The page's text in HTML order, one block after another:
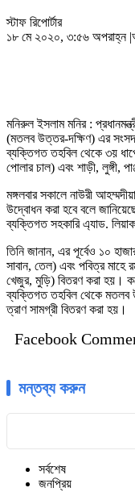
স্টাফ রিপোর্টার
১৮ মে ২০২০, ৩:৫৬ অপরাহ্ন |
মনিরুল ইসলাম মনির :
(মতলব উত্তর-দক্ষিণ) এর
ব্যক্তিগত তহবিল থেকে ৩য়
পোলার চাল) এবং শাড়ী, লুঙ্গী,
মঙ্গলবার সকালে নাউরী
উদ্বোধন করা হবে বলে
ব্যক্তিগত সহকারি এ্যাড.
তিনি জানান, এর পূর্বেও ১০
সাবান, তেল) এবং পবিত্র মাহে
খেজুর, মুড়ি) বিতরণ করা হয়।
ব্যক্তিগত তহবিল থেকে মতলব
ত্রাণ সামগ্রী বিতরণ করা হয়।
Facebook
মন্তব্য করুন
সর্বশেষ
জনপ্রিয়